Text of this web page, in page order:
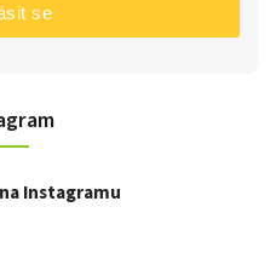
Instagramu
se